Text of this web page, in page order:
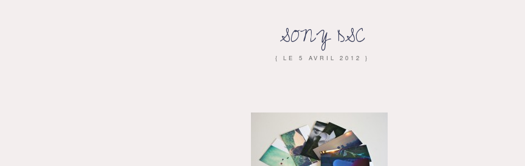
SONY DSC
{ LE 5 AVRIL 2012 }